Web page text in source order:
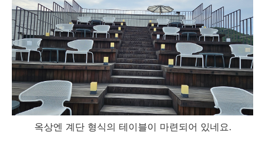
옥상엔 계단 형식의 테이블이 마련되어 있네요.